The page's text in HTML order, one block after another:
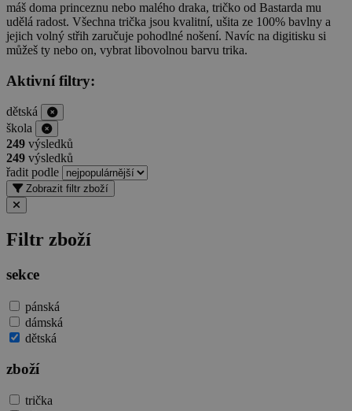
máš doma princeznu nebo malého draka, tričko od Bastarda mu
udělá radost. Všechna trička jsou kvalitní, ušita ze 100% bavlny a
jejich volný střih zaručuje pohodlné nošení. Navíc na digitisku si
můžeš ty nebo on, vybrat libovolnou barvu trika.
Aktivní filtry:
dětská
škola
249 výsledků
249 výsledků
řadit podle
Zobrazit filtr zboží
Filtr zboží
sekce
pánská
dámská
dětská
zboží
trička